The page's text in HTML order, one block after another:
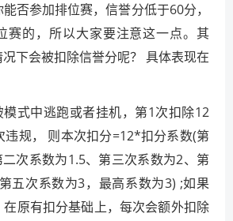
否参加排位赛，信誉分低于60分，
赛的，所以大家要注意这一点。其
下会被扣除信誉分呢？ 具体表现在
式中逃跑或者挂机，第1次扣除12
违规， 则本次扣分=12*扣分系数(第
次系数为1.5、第三次系数为2、第
五次系数为3，最高系数为3) ;如果
原有扣分基础上，每次会额外扣除